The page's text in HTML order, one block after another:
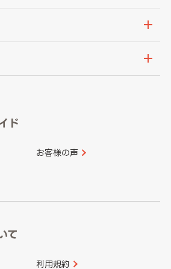
愛媛県
宮崎県
ド
お客様の声
て
利用規約